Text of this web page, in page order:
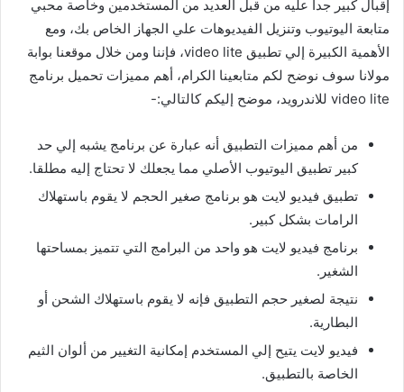
إقبال كبير جدا عليه من قبل العديد من المستخدمين وخاصة محبي
متابعة اليوتيوب وتنزيل الفيديوهات علي الجهاز الخاص بك، ومع
الأهمية الكبيرة إلي تطبيق video lite، فإننا ومن خلال موقعنا بوابة
مولانا سوف نوضح لكم متابعينا الكرام، أهم مميزات تحميل برنامج
video lite للاندرويد، موضح إليكم كالتالي:-
من أهم مميزات التطبيق أنه عبارة عن برنامج يشبه إلي حد
كبير تطبيق اليوتيوب الأصلي مما يجعلك لا تحتاج إليه مطلقا.
تطبيق فيديو لايت هو برنامج صغير الحجم لا يقوم باستهلاك
الرامات بشكل كبير.
برنامج فيديو لايت هو واحد من البرامج التي تتميز بمساحتها
الشغير.
نتيجة لصغير حجم التطبيق فإنه لا يقوم باستهلاك الشحن أو
البطارية.
فيديو لايت يتيح إلي المستخدم إمكانية التغيير من ألوان الثيم
الخاصة بالتطبيق.